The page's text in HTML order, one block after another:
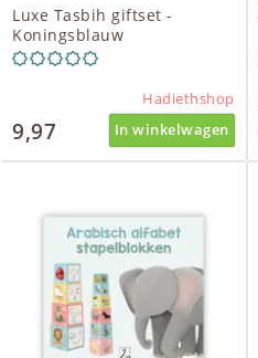
Luxe Tasbih giftset -
Koningsblauw
Hadiethshop
9,97 In winkelwagen